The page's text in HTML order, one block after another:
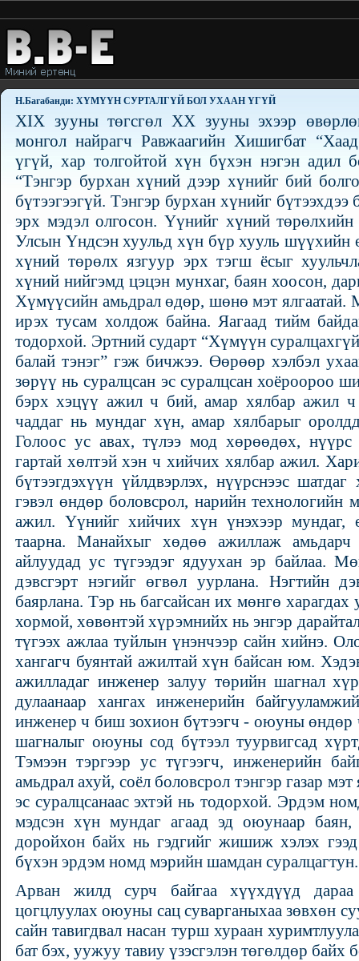
Н.Багабанди: ХҮМҮҮН СУРТАЛГҮЙ БОЛ УХААН ҮГҮЙ
XIX зууны төгсгөл ХХ зууны эхээр
монгол найрагч Равжаагийн Хишигбат
үгүй, хар толгойтой хүн бүхэн нэгэн адил
“Тэнгэр бурхан хүний дээр хүнийг бий
бүтээгээгүй. Тэнгэр бурхан хүнийг
эрх мэдэл олгосон. Үүнийг хүний
Улсын Үндсэн хуульд хүн бүр хууль шүүхийн
хүний төрөлх язгуур эрх тэгш ёсыг
хүний нийгэмд цэцэн мунхаг, баян хоосон,
Хүмүүсийн амьдрал өдөр, шөнө мэт ялгаатай.
ирэх тусам холдож байна. Яагаад тийм
тодорхой. Эртний сударт “Хүмүүн
балай тэнэг” гэж бичжээ. Өөрөөр хэлбэл
зөрүү нь суралцсан эс суралцсан хоёроороо
бэрх хэцүү ажил ч бий, амар хялбар ажил
чаддаг нь мундаг хүн, амар хялбарыг
Голоос ус авах, түлээ мод хөрөөдөх, нүүрс
гартай хөлтэй хэн ч хийчих хялбар ажил.
бүтээгдэхүүн үйлдвэрлэх, нүүрснээс
гэвэл өндөр боловсрол, нарийн технологийн
ажил. Үүнийг хийчих хүн үнэхээр мундаг,
таарна. Манайхыг хөдөө ажиллаж амьдарч
айлуудад ус түгээдэг ядуухан эр байлаа.
дэвсгэрт нэгийг өгвөл уурлана. Нэгтийн
баярлана. Тэр нь багсайсан их мөнгө
хормой, хөвөнтэй хүрэмнийх нь энгэр
түгээх ажлаа туйлын үнэнчээр сайн хийнэ.
хангагч буянтай ажилтай хүн байсан юм.
ажилладаг инженер залуу төрийн шагнал
дулаанаар хангах инженерийн
инженер ч биш зохион бүтээгч - оюуны
шагналыг оюуны сод бүтээл туурвигсад
Тэмээн тэргээр ус түгээгч, инженерийн
амьдрал ахуй, соёл боловсрол тэнгэр газар
эс суралцсанаас эхтэй нь тодорхой. Эрдэм
мэдсэн хүн мундаг агаад эд оюунаар
доройхон байх нь гэдгийг жишиж хэлэх
бүхэн эрдэм номд мэрийн шамдан суралцагтун.
Арван жилд сурч байгаа хүүхдүүд
цогцлуулах оюуны сац суварганыхаа зөвхөн
сайн тавигдвал насан турш хураан
бат бэх, уужуу тавиу үзэсгэлэн төгөлдөр байх